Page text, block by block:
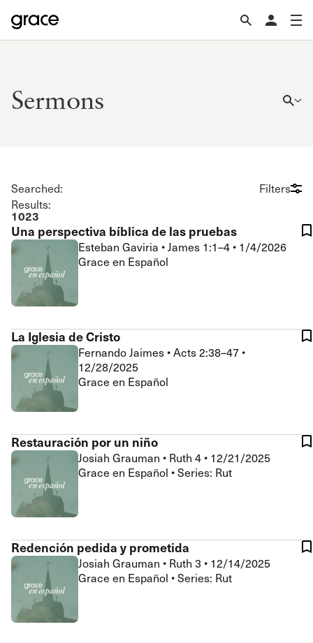
Sermons
Searched:
Results:
1023
Filters
Una perspectiva bíblica de las pruebas
Esteban Gaviria •James 1:1–4 • 1/4/2026
Grace en Español
La Iglesia de Cristo
Fernando Jaimes •Acts 2:38–47 •
12/28/2025
Grace en Español
Restauración por un niño
Josiah Grauman • Ruth 4 • 12/21/2025
Grace en Español • Series: Rut
Redención pedida y prometida
Josiah Grauman • Ruth 3 • 12/14/2025
Grace en Español • Series: Rut